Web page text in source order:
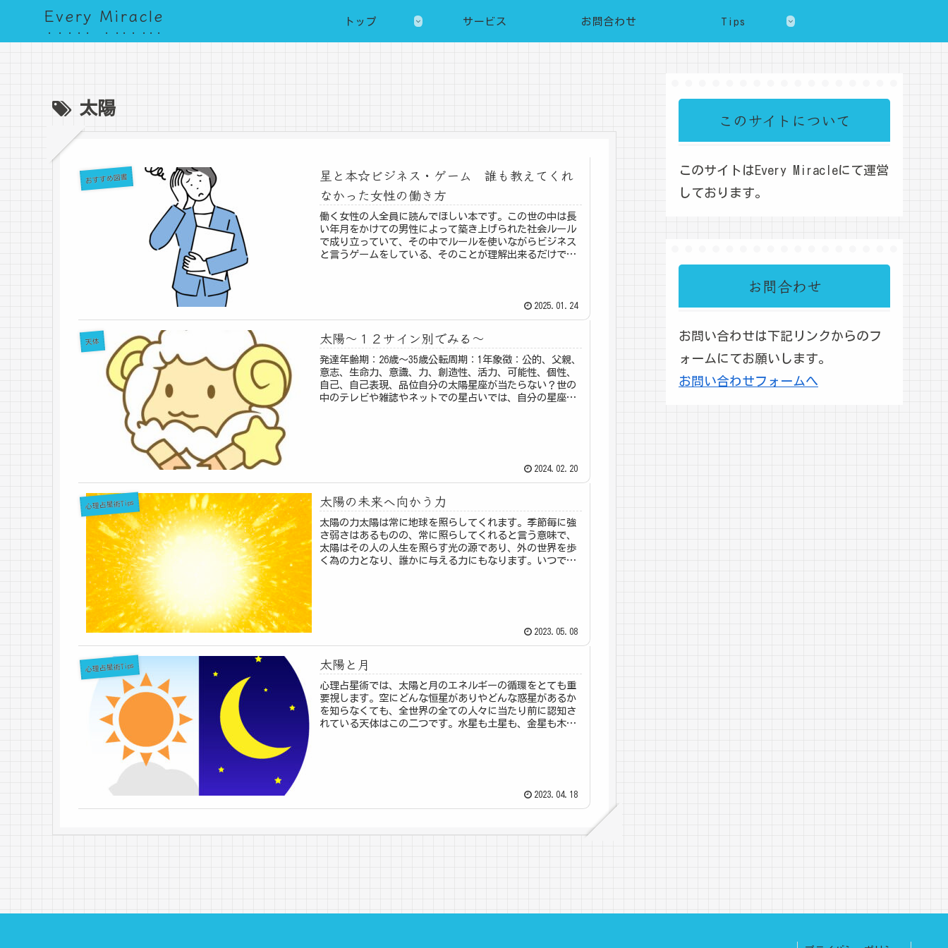
Every Miracle トップ サービス お問合わせ Tips
太陽
おすすめ図書
星と本☆ビジネス・ゲーム 誰も教えてくれ
なかった女性の働き方
働く女性の人全員に読んでほしい本です。この世の中は長
い年月をかけての男性によって築き上げられた社会ルール
で成り立っていて、その中でルールを使いながらビジネス
と言うゲームをしている、そのことが理解出来るだけで、
2025.01.24
天体 太陽～１２サイン別でみる～
発達年齢期：26歳～35歳公転周期：1年象徴：公的、父親、
意志、生命力、意識、力、創造性、活力、可能性、個性、
自己、自己表現、品位自分の太陽星座が当たらない？世の
中のテレビや雑誌やネットでの星占いでは、自分の星座は
2024.02.20
心理占星術Tips 太陽の未来へ向かう力
太陽の力太陽は常に地球を照らしてくれます。季節毎に強
さ弱さはあるものの、常に照らしてくれると言う意味で、
太陽はその人の人生を照らす光の源であり、外の世界を歩
く為の力となり、誰かに与える力にもなります。いつでも
2023.05.08
心理占星術Tips 太陽と月
心理占星術では、太陽と月のエネルギーの循環をとても重
要視します。空にどんな恒星がありやどんな惑星があるか
を知らなくても、全世界の全ての人々に当たり前に認知さ
れている天体はこの二つです。水星も土星も、金星も木星
2023.04.18
このサイトについて
このサイトはEvery Miracleにて運営
しております。
お問合わせ
お問い合わせは下記リンクからのフ
ォームにてお願いします。
お問い合わせフォームへ